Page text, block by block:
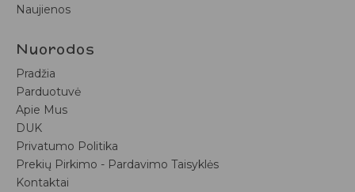
Naujienos
Nuorodos
Pradžia
Parduotuvė
Apie Mus
DUK
Privatumo Politika
Prekių Pirkimo - Pardavimo Taisyklės
Kontaktai